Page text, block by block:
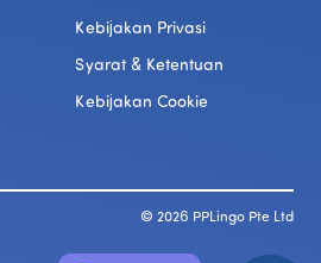
Kebijakan Privasi
Syarat & Ketentuan
Kebijakan Cookie
© 2026 PPLingo Pte Ltd